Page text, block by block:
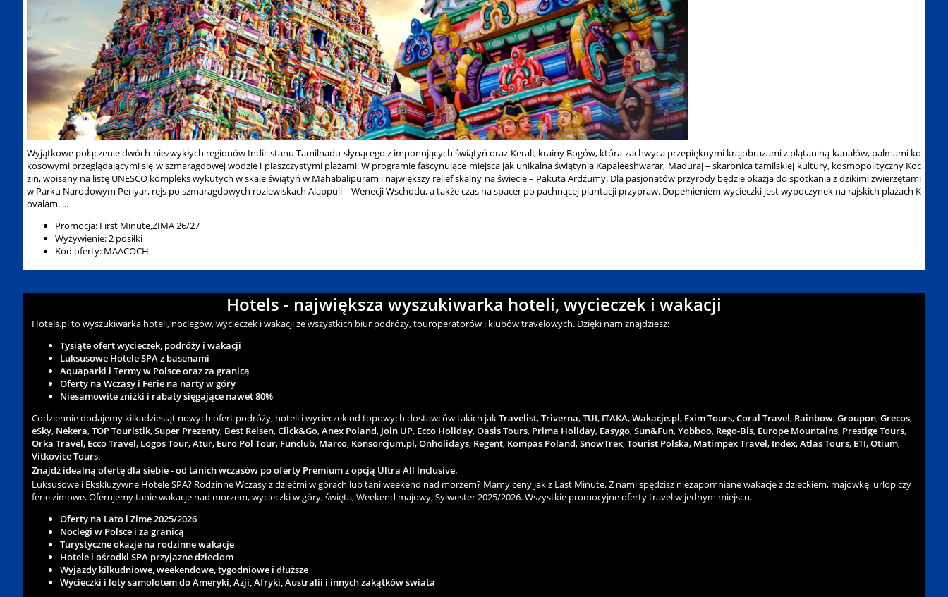
​Wyjątkowe połączenie dwóch niezwykłych regionów Indii: stanu Tamilnadu słynącego z imponujących świątyń oraz Kerali, krainy Bogów, która zachwyca przepięknymi krajobrazami z plątaniną kanałów, palmami ko
kosowymi przeglądającymi się w szmaragdowej wodzie i piaszczystymi plażami. W programie fascynujące miejsca jak unikalna świątynia Kapaleeshwarar, Maduraj – skarbnica tamilskiej kultury, kosmopolityczny Koc
zin, wpisany na listę UNESCO kompleks wykutych w skale świątyń w Mahabalipuram i największy relief skalny na świecie – Pakuta Ardźumy. Dla pasjonatów przyrody będzie okazja do spotkania z dzikimi zwierzętami
w Parku Narodowym Periyar, rejs po szmaragdowych rozlewiskach Alappuli – Wenecji Wschodu, a także czas na spacer po pachnącej plantacji przypraw. Dopełnieniem wycieczki jest wypoczynek na rajskich plażach K
ovalam. ...
Promocja: First Minute,ZIMA 26/27
Wyżywienie: 2 posiłki
Kod oferty: MAACOCH
Hotels - największa wyszukiwarka hoteli, wycieczek i wakacji
Hotels.pl to wyszukiwarka hoteli, noclegów, wycieczek i wakacji ze wszystkich biur podróży, touroperatorów i klubów travelowych. Dzięki nam znajdziesz:
Tysiąte ofert wycieczek, podróży i wakacji
Luksusowe Hotele SPA z basenami
Aquaparki i Termy w Polsce oraz za granicą
Oferty na Wczasy i Ferie na narty w góry
Niesamowite zniżki i rabaty sięgające nawet 80%
Codziennie dodajemy kilkadziesiąt nowych ofert podróży, hoteli i wycieczek od topowych dostawców takich jakTravelist,Triverna,TUI, ITAKA,Wakacje.pl, Exim Tours,Coral Travel, Rainbow,Groupon,Grecos,
eSky, Nekera,TOP Touristik,Super Prezenty, Best Reisen,Click&Go,Anex Poland, Join UP, Ecco Holiday,Oasis Tours, Prima Holiday, Easygo,Sun&Fun,Yobboo, Rego-Bis, Europe Mountains, Prestige Tours,
Orka Travel, Ecco Travel, Logos Tour,Atur, Euro Pol Tour, Funclub, Marco, Konsorcjum.pl,Onholidays, Regent, Kompas Poland,SnowTrex,Tourist Polska, Matimpex Travel, Index,Atlas Tours, ETI,Otium,
Vitkovice Tours.
Znajdź idealną ofertę dla siebie - od tanich wczasów po oferty Premium z opcją Ultra All Inclusive.
Luksusowe i Ekskluzywne Hotele SPA? Rodzinne Wczasy z dziećmi w górach lub tani weekend nad morzem? Mamy ceny jak z Last Minute. Z nami spędzisz niezapomniane wakacje z dzieckiem, majówkę, urlop czy
ferie zimowe. Oferujemy tanie wakacje nad morzem, wycieczki w góry, święta, Weekend majowy, Sylwester 2025/2026. Wszystkie promocyjne oferty travel w jednym miejscu.
Oferty na Lato i Zimę 2025/2026
Noclegi w Polsce i za granicą
Turystyczne okazje na rodzinne wakacje
Hotele i ośrodki SPA przyjazne dzieciom
Wyjazdy kilkudniowe, weekendowe, tygodniowe i dłuższe
Wycieczki i loty samolotem do Ameryki, Azji, Afryki, Australii i innych zakątków świata